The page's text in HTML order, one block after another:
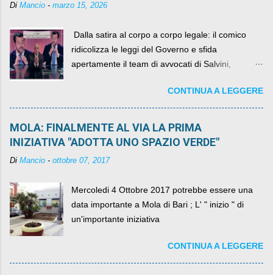
Di Mancio - marzo 15, 2026
​ Dalla satira al corpo a corpo legale: il comico
ridicolizza le leggi del Governo e sfida
apertamente il team di avvocati di Salvini,
CONTINUA A LEGGERE
MOLA: FINALMENTE AL VIA LA PRIMA
INIZIATIVA "ADOTTA UNO SPAZIO VERDE"
Di Mancio - ottobre 07, 2017
Mercoledi 4 Ottobre 2017 potrebbe essere una
data importante a Mola di Bari ; L' " inizio " di
un'importante iniziativa
CONTINUA A LEGGERE